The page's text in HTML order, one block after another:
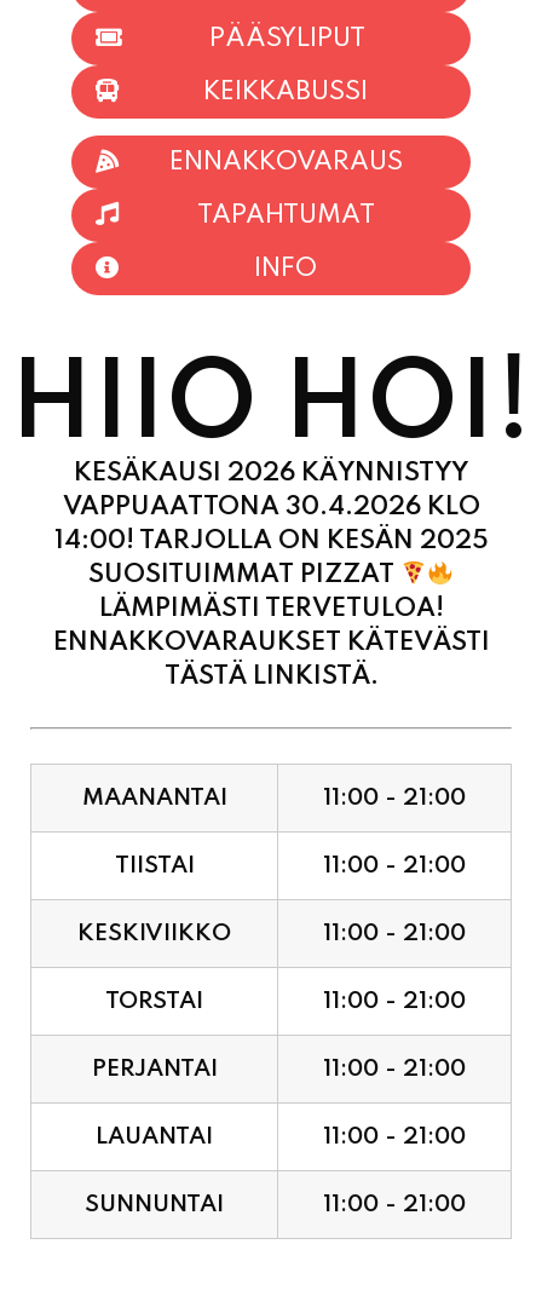
TAPAHTUMAT
INFO
HIIO HOI!
KESÄKAUSI 2026 KÄYNNISTYY
VAPPUAATTONA 30.4.2026 KLO
14:00! TARJOLLA ON KESÄN 2025
SUOSITUIMMAT PIZZAT
LÄMPIMÄSTI TERVETULOA!
ENNAKKOVARAUKSET KÄTEVÄSTI
TÄSTÄ LINKISTÄ.
TIISTAI 11:00 - 21:00
KESKIVIIKKO 11:00 - 21:00
TORSTAI 11:00 - 21:00
PERJANTAI 11:00 - 21:00
LAUANTAI 11:00 - 21:00
SUNNUNTAI 11:00 - 21:00